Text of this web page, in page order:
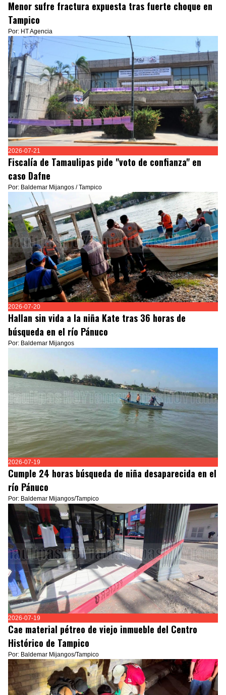
Menor sufre fractura expuesta tras fuerte choque en
Tampico
Por: HT Agencia
2026-07-21
Fiscalía de Tamaulipas pide "voto de confianza" en
caso Dafne
Por: Baldemar Mijangos / Tampico
2026-07-20
Hallan sin vida a la niña Kate tras 36 horas de
búsqueda en el río Pánuco
Por: Baldemar Mijangos
2026-07-19
Cumple 24 horas búsqueda de niña desaparecida en el
río Pánuco
Por: Baldemar Mijangos/Tampico
2026-07-19
Cae material pétreo de viejo inmueble del Centro
Histórico de Tampico
Por: Baldemar Mijangos/Tampico